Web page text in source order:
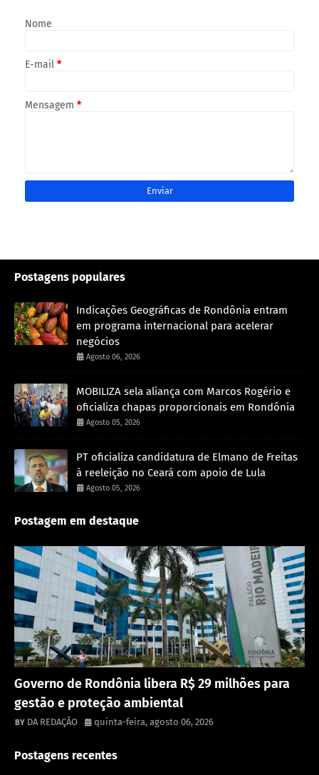
Nome
E-mail *
Mensagem *
Postagens populares
Indicações Geográficas de Rondônia entram
em programa internacional para acelerar
negócios
Agosto 06, 2026
MOBILIZA sela aliança com Marcos Rogério e
oficializa chapas proporcionais em Rondônia
Agosto 05, 2026
PT oficializa candidatura de Elmano de Freitas
à reeleição no Ceará com apoio de Lula
Agosto 05, 2026
Postagem em destaque
Governo de Rondônia libera R$ 29 milhões para
gestão e proteção ambiental
DA REDAÇÃO quinta-feira, agosto 06, 2026
Postagens recentes